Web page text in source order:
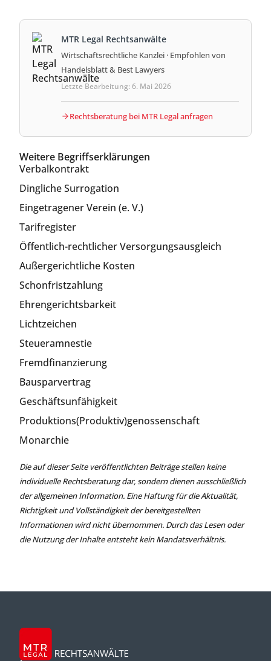
MTR Legal Rechtsanwälte
Wirtschaftsrechtliche Kanzlei · Empfohlen von
Handelsblatt & Best Lawyers
Letzte Bearbeitung: 6. Mai 2026
Rechtsberatung bei MTR Legal anfragen
Weitere Begriffserklärungen
Verbalkontrakt
Dingliche Surrogation
Eingetragener Verein (e. V.)
Tarifregister
Öffentlich-rechtlicher Versorgungsausgleich
Außergerichtliche Kosten
Schonfristzahlung
Ehrengerichtsbarkeit
Lichtzeichen
Steueramnestie
Fremdfinanzierung
Bausparvertrag
Geschäftsunfähigkeit
Produktions(Produktiv)genossenschaft
Monarchie
Die auf dieser Seite veröffentlichten Beiträge stellen keine
individuelle Rechtsberatung dar, sondern dienen ausschließlich
der allgemeinen Information. Eine Haftung für die Aktualität,
Richtigkeit und Vollständigkeit der bereitgestellten
Informationen wird nicht übernommen. Durch das Lesen oder
die Nutzung der Inhalte entsteht kein Mandatsverhältnis.